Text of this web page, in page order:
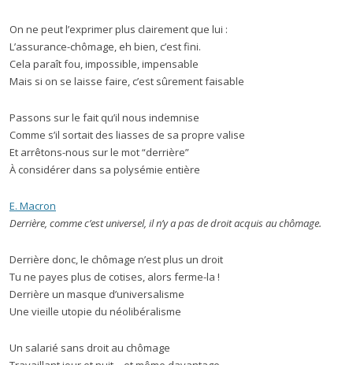
On ne peut l’exprimer plus clairement que lui :
L’assurance-chômage, eh bien, c’est fini.
Cela paraît fou, impossible, impensable
Mais si on se laisse faire, c’est sûrement faisable
Passons sur le fait qu’il nous indemnise
Comme s’il sortait des liasses de sa propre valise
Et arrêtons-nous sur le mot “derrière”
À considérer dans sa polysémie entière
E. Macron
Derrière, comme c’est universel, il n’y a pas de droit acquis au chômage.
Derrière donc, le chômage n’est plus un droit
Tu ne payes plus de cotises, alors ferme-la !
Derrière un masque d’universalisme
Une vieille utopie du néolibéralisme
Un salarié sans droit au chômage